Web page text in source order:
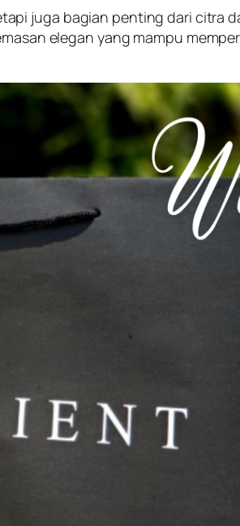
juga bagian penting dari citra
elegan yang mampu